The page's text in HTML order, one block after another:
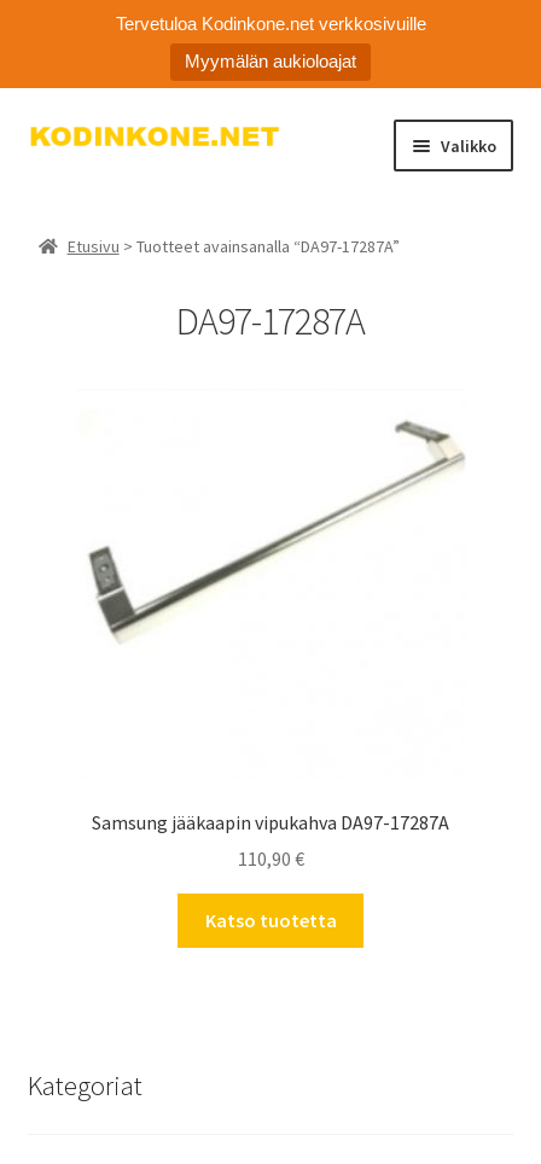
Tervetuloa Kodinkone.net verkkosivuille
Myymälän aukioloajat
Siirry
Siirry
Valikko
Etusivu > Tuotteet avainsanalla “DA97-17287A”
DA97-17287A
Samsung jääkaapin vipukahva DA97-17287A
110,90 €
Katso tuotetta
Kategoriat